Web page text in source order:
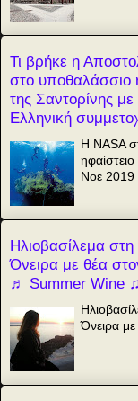
Τι βρήκε η
στο υποθαλάσσιο
της Σαντορίνης με
Ελληνική
Η NASA
Νοε 2019
Ηλιοβασίλεμα στη
Όνειρα με θέα
♬ Summer Wine
Όνειρα